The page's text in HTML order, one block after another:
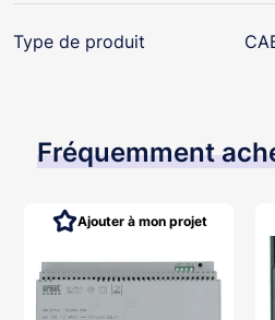
Type de produit
Fréquemment
Ajouter à mon projet